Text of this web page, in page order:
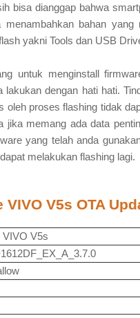
bisa dianggap bahwa
bahan yang
yakni Tools dan USB
untuk menginstall
lakukan dengan hati hati.
oleh proses flashing tidak
jika memang ada data
yang telah anda
melakukan flashing lagi.
V5s OTA
VIVO V5s